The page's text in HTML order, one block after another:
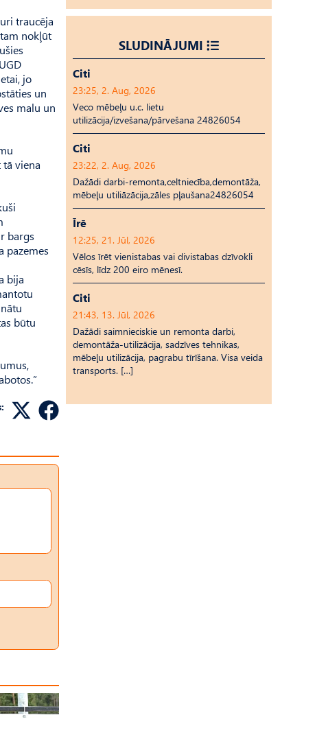
traucēja
nokļūt
jo
un
malu un
viena
bargs
pazemes
bija
būtu
SLUDINĀJUMI
Citi
23:25, 2. Aug, 2026
Veco mēbeļu u.c. lietu
utilizācija/izvešana/pārvešana 24826054
Citi
23:22, 2. Aug, 2026
Dažādi darbi-remonta,celtniecība,demontāža,
mēbeļu utiliāzācija,zāles pļaušana24826054
Īrē
12:25, 21. Jūl, 2026
Vēlos īrēt vienistabas vai divistabas dzīvokli
cēsīs, līdz 200 eiro mēnesī.
Citi
21:43, 13. Jūl, 2026
Dažādi saimnieciskie un remonta darbi,
demontāža-utilizācija, sadzīves tehnikas,
mēbeļu utilizācija, pagrabu tīrīšana. Visa veida
transports. […]